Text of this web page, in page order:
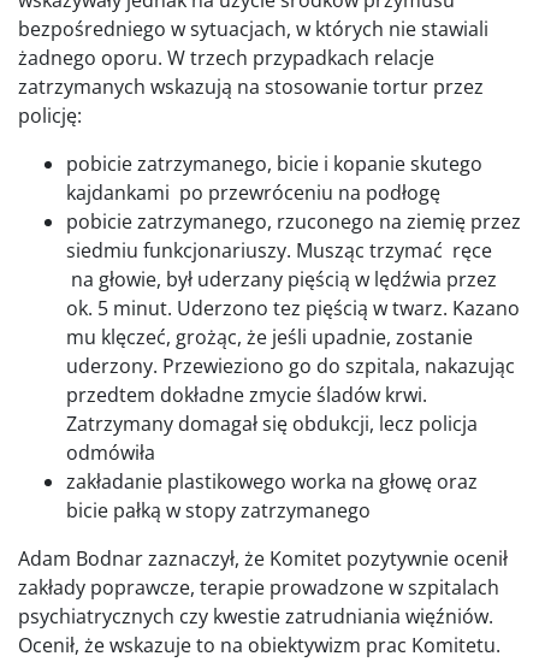
bezpośredniego w sytuacjach, w których nie stawiali
żadnego oporu. W trzech przypadkach relacje
zatrzymanych wskazują na stosowanie tortur przez
policję:
pobicie zatrzymanego, bicie i kopanie skutego
kajdankami po przewróceniu na podłogę
pobicie zatrzymanego, rzuconego na ziemię przez
siedmiu funkcjonariuszy. Musząc trzymać ręce
na głowie, był uderzany pięścią w lędźwia przez
ok. 5 minut. Uderzono tez pięścią w twarz. Kazano
mu klęczeć, grożąc, że jeśli upadnie, zostanie
uderzony. Przewieziono go do szpitala, nakazując
przedtem dokładne zmycie śladów krwi.
Zatrzymany domagał się obdukcji, lecz policja
odmówiła
zakładanie plastikowego worka na głowę oraz
bicie pałką w stopy zatrzymanego
Adam Bodnar zaznaczył, że Komitet pozytywnie ocenił
zakłady poprawcze, terapie prowadzone w szpitalach
psychiatrycznych czy kwestie zatrudniania więźniów.
Ocenił, że wskazuje to na obiektywizm prac Komitetu.